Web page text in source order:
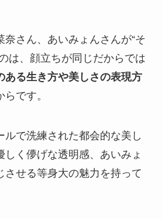
奈さん、あいみょんさんが“そ
は、顔立ちが同じだからでは
ある生き方や美しさの表現方
らです。
ルで洗練された都会的な美し
しく儚げな透明感、あいみょ
させる等身大の魅力を持って